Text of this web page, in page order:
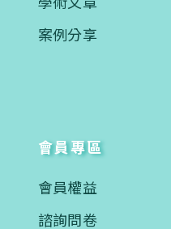
案例分享
會員專區
會員權益
諮詢問卷